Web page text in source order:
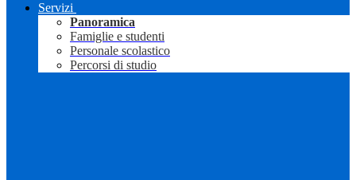
Servizi
Panoramica
Famiglie e studenti
Personale scolastico
Percorsi di studio